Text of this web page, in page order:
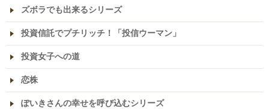
ズボラでも出来るシリーズ
投資信託でプチリッチ！「投信ウーマン」
投資女子への道
恋株
ぽいきさんの幸せを呼び込むシリーズ